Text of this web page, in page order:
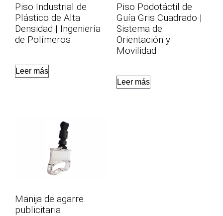
Piso Industrial de
Plástico de Alta
Densidad | Ingeniería
de Polímeros
Leer más
Piso Podotáctil de
Guía Gris Cuadrado |
Sistema de
Orientación y
Movilidad
Leer más
Manija de agarre
publicitaria